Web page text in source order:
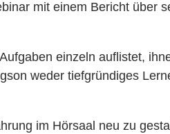
mit einem Bericht über
einzeln auflistet,
weder tiefgründiges
im Hörsaal neu zu